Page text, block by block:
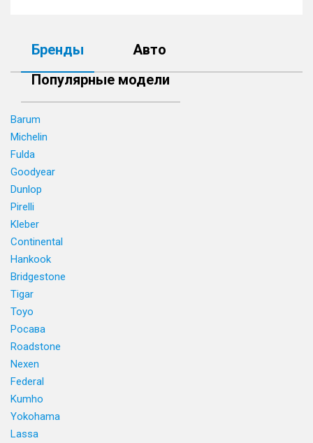
Бренды
Авто
Популярные модели
Barum
Michelin
Fulda
Goodyear
Dunlop
Pirelli
Kleber
Continental
Hankook
Bridgestone
Tigar
Toyo
Росава
Roadstone
Nexen
Federal
Kumho
Yokohama
Lassa